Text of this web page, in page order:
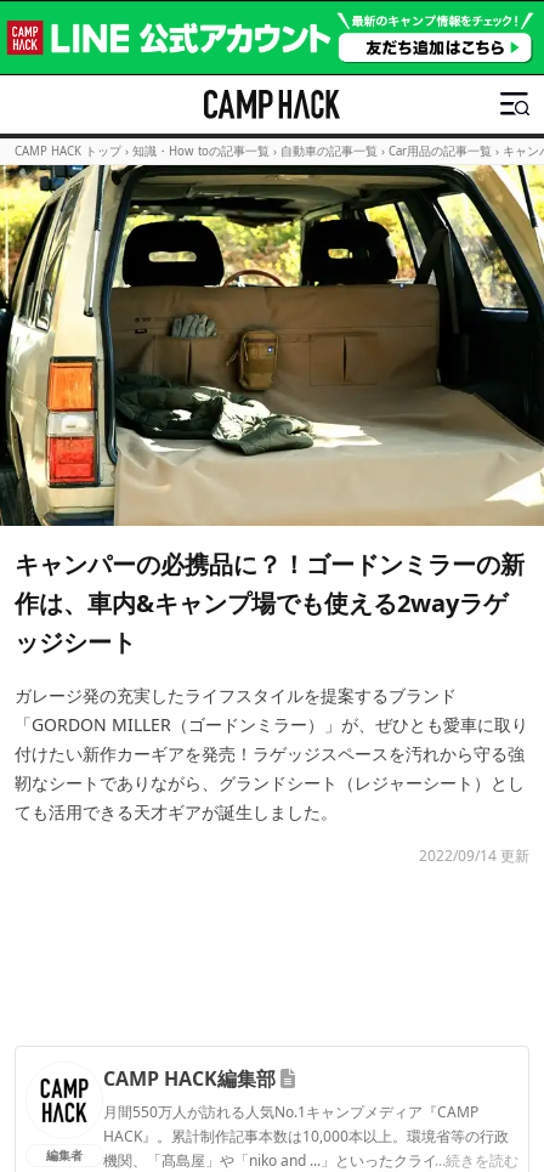
CAMP HACK トップ › 知識・How toの記事一覧 › 自動車の記事一覧 › Car用品の記事一覧 › キャン
キャンパーの必携品に？！ゴードンミラーの新
作は、車内&キャンプ場でも使える2wayラゲ
ッジシート
ガレージ発の充実したライフスタイルを提案するブランド
「GORDON MILLER（ゴードンミラー）」が、ぜひとも愛車に取り
付けたい新作カーギアを発売！ラゲッジスペースを汚れから守る強
靭なシートでありながら、グランドシート（レジャーシート）とし
ても活用できる天才ギアが誕生しました。
2022/09/14 更新
編集者
CAMP HACK編集部
月間550万人が訪れる人気No.1キャンプメディア『CAMP
HACK』。累計制作記事本数は10,000本以上。環境省等の行政
機関、「髙島屋」や「niko and ...」といったクライアントとの
...続きを読む